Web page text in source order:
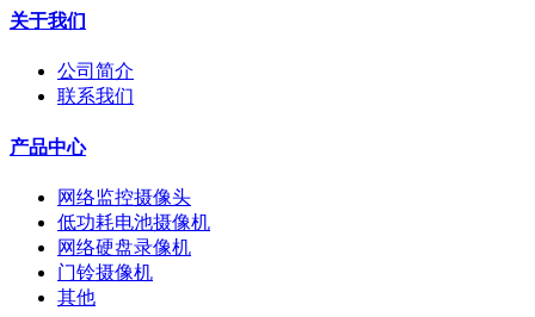
关于我们
公司简介
联系我们
产品中心
网络监控摄像头
低功耗电池摄像机
网络硬盘录像机
门铃摄像机
其他